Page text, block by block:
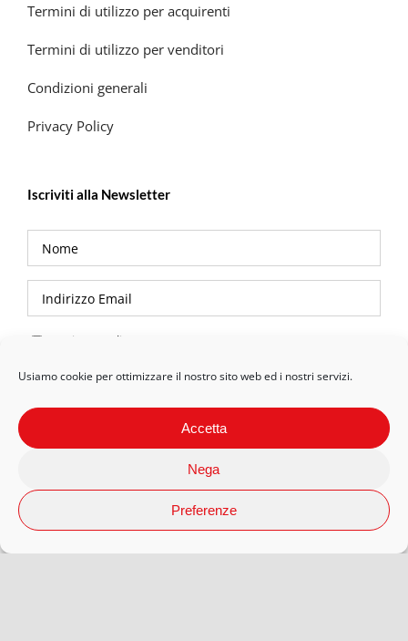
Usiamo cookie per ottimizzare il nostro sito web ed i nostri servizi.
Accetta
Nega
Preferenze
Termini di utilizzo per acquirenti
Termini di utilizzo per venditori
Condizioni generali
Privacy Policy
Iscriviti alla Newsletter
Privacy Policy